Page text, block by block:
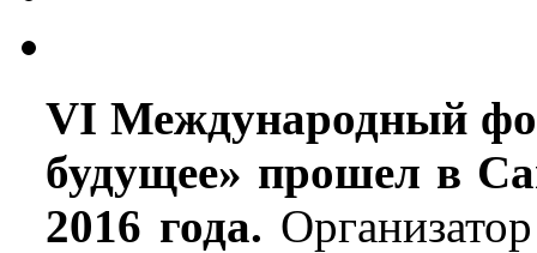
VI Международный
будущее» прошел в
2016 года.